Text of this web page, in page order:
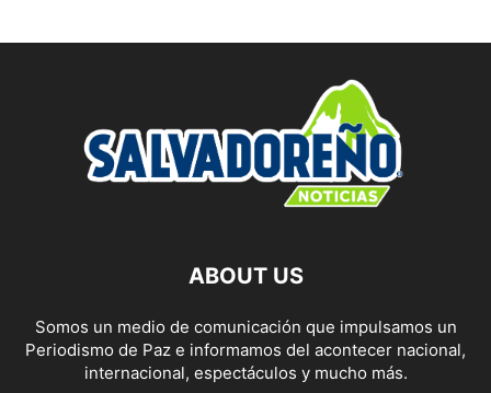
ABOUT US
Somos un medio de comunicación que impulsamos un
Periodismo de Paz e informamos del acontecer nacional,
internacional, espectáculos y mucho más.